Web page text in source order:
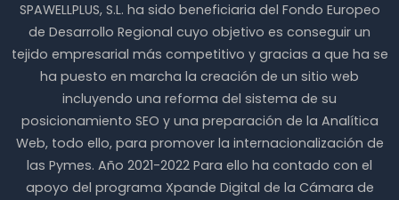
SPAWELLPLUS, S.L. ha sido beneficiaria del Fondo Europeo
de Desarrollo Regional cuyo objetivo es conseguir un
tejido empresarial más competitivo y gracias a que ha se
ha puesto en marcha la creación de un sitio web
incluyendo una reforma del sistema de su
posicionamiento SEO y una preparación de la Analítica
Web, todo ello, para promover la internacionalización de
las Pymes. Año 2021-2022 Para ello ha contado con el
apoyo del programa Xpande Digital de la Cámara de